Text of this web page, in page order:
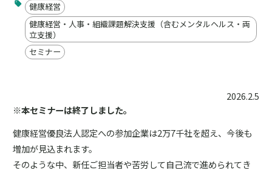
健康経営
健康経営・人事・組織課題解決支援（含むメンタルヘルス・両
立支援）
セミナー
2026.2.5
※本セミナーは終了しました。
健康経営優良法人認定への参加企業は2万7千社を超え、今後も
増加が見込まれます。
そのような中、新任ご担当者や苦労して自己流で進められてき